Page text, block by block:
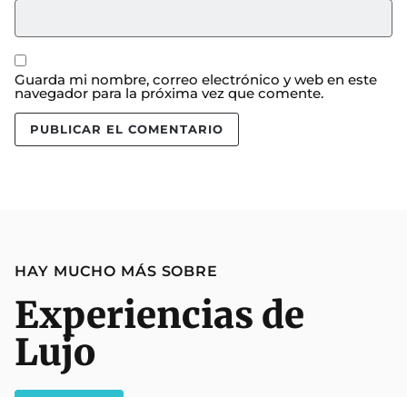
Guarda mi nombre, correo electrónico y web en este
navegador para la próxima vez que comente.
HAY MUCHO MÁS SOBRE
Experiencias de
Lujo